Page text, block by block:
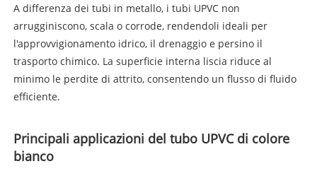
A differenza dei tubi in metallo, i tubi UPVC non
arrugginiscono, scala o corrode, rendendoli ideali per
l'approvvigionamento idrico, il drenaggio e persino il
trasporto chimico. La superficie interna liscia riduce al
minimo le perdite di attrito, consentendo un flusso di fluido
efficiente.
Principali applicazioni del tubo UPVC di colore
bianco